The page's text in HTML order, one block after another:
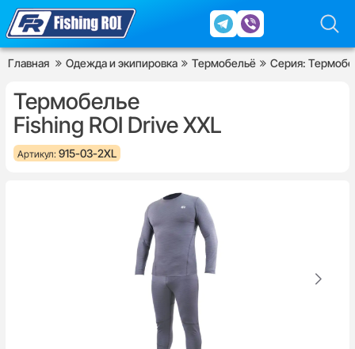
Главная Одежда и экипировка Термобельё Серия:
Термобелье
Fishing ROI Drive XXL
Артикул: 915-03-2XL